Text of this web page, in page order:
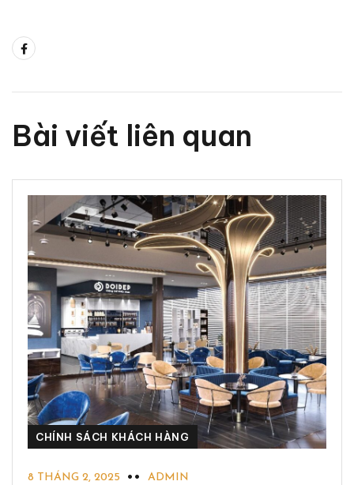
Bài viết liên quan
CHÍNH SÁCH KHÁCH HÀNG
8 THÁNG 2, 2025 ADMIN